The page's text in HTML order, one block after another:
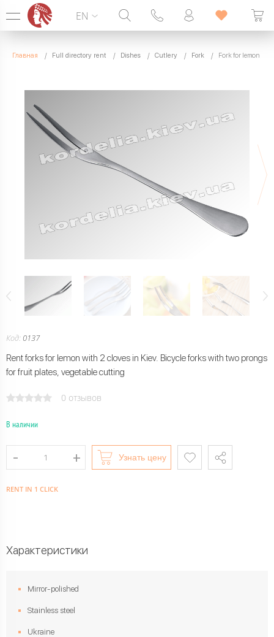
099 338 00 22
EN
Главная Full directory rent Dishes Cutlery Fork Fork for lemon
Код: 0137
Rent forks for lemon with 2 cloves in Kiev. Bicycle forks with two prongs
for fruit plates, vegetable cutting
0 отзывов
В наличии
Узнать цену
RENT IN 1 CLICK
Характеристики
Mirror-polished
Stainless steel
Ukraine